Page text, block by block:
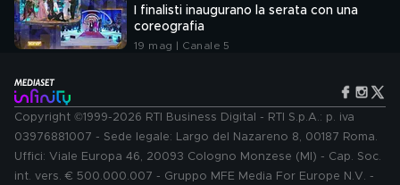
I finalisti inaugurano la serata con una
coreografia
19 mag | Canale 5
Copyright ©1999-2026 RTI Business Digital - RTI S.p.A.: p. iva
03976881007 - Sede legale: Largo del Nazareno 8, 00187 Roma.
Uffici: Viale Europa 46, 20093 Cologno Monzese (MI) - Cap. Soc.
int. vers. € 500.000.007 - Gruppo MFE Media For Europe N.V. -